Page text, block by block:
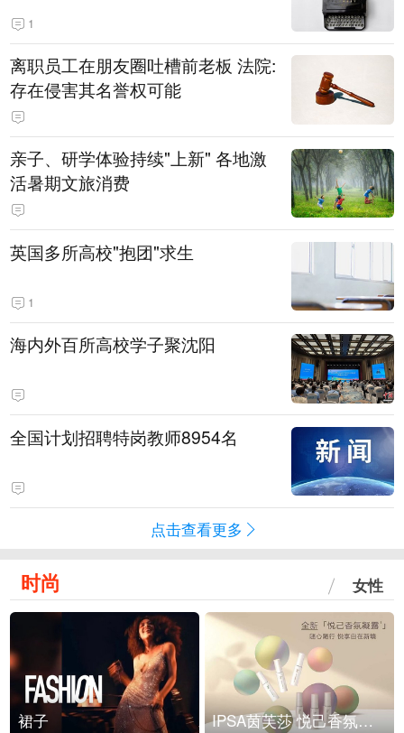
1
离职员工在朋友圈吐槽前老板 法院:
存在侵害其名誉权可能
亲子、研学体验持续"上新" 各地激
活暑期文旅消费
英国多所高校"抱团"求生
1
海内外百所高校学子聚沈阳
全国计划招聘特岗教师8954名
点击查看更多
时尚 女性
裙子 IPSA茵芙莎 悦己香氛凝露上市